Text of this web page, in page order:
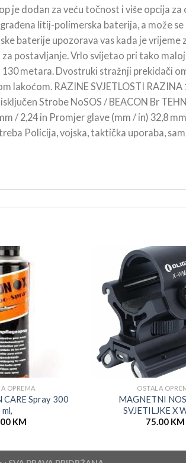
je dodan za veću točnost i više opcija
litij-polimerska baterija, a može
baterije upozorava vas kada je vrijeme
postavljanje. Vrlo svijetao pri tako
metara. Dvostruki stražnji prekidači
lakoćom. RAZINE SVJETLOSTI
Strobe NoSOS / BEACON Br
/ 2,24 in Promjer glave (mm / in) 32,8
Policija, vojska, taktička uporaba,
OPREMA
Spray 300
ml,
KM
OSTALA
MAGNETNI
SVJETILJKE X
75.00 KM